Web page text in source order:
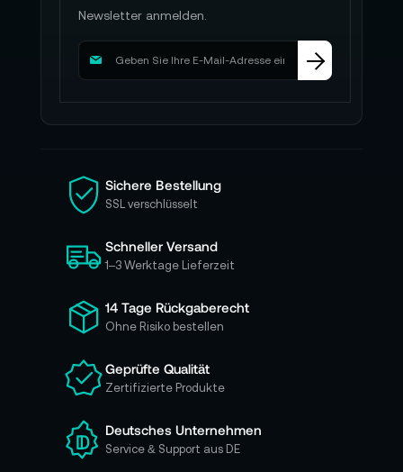
Newsletter anmelden.
M
d
i
e
s
c
h
ü
r
u
e
e
n
N
Sichere Bestellung
SSL verschlüsselt
Schneller Versand
1–3 Werktage Lieferzeit
14 Tage Rückgaberecht
Ohne Risiko bestellen
Geprüfte Qualität
Zertifizierte Produkte
Deutsches Unternehmen
Service & Support aus DE